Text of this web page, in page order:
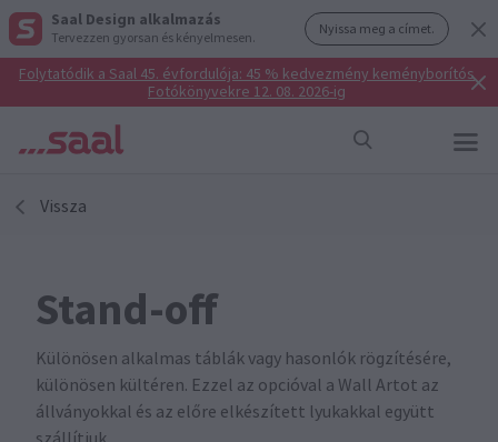
Saal Design alkalmazás
Tervezzen gyorsan és kényelmesen. Nyissa meg a címet.
Folytatódik a Saal 45. évfordulója: 45 % kedvezmény keményborítós
Fotókönyvekre 12. 08. 2026-ig
Vissza
Stand-off
Különösen alkalmas táblák vagy hasonlók rögzítésére,
különösen kültéren. Ezzel az opcióval a Wall Artot az
állványokkal és az előre elkészített lyukakkal együtt